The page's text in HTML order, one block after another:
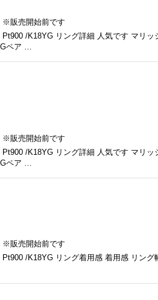
販売開始前です
/K18YG リング詳細 人気です マリッ
ペア …
販売開始前です
/K18YG リング詳細 人気です マリッ
ペア …
販売開始前です
/K18YG リング着用感 着用感 リング